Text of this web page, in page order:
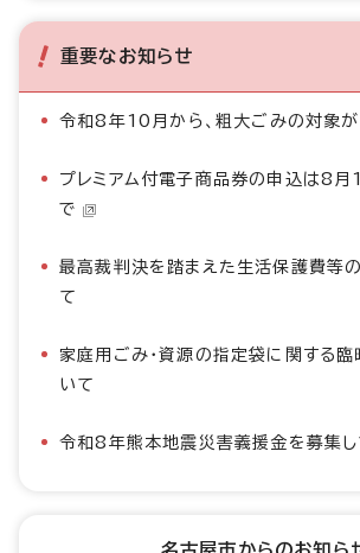
重要なお知らせ
令和8年10月から、粗大ごみの対象が
プレミアム付電子商品券の申込は8月
で
最高裁判決を踏まえた生活保護費等
て
家庭用ごみ・資源の指定袋に関する
いて
令和8年熊本地震災害義援金を募集し